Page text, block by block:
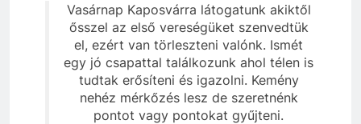
Vasárnap Kaposvárra látogatunk akiktől
ősszel az első vereségüket szenvedtük
el, ezért van törleszteni valónk. Ismét
egy jó csapattal találkozunk ahol télen is
tudtak erősíteni és igazolni. Kemény
nehéz mérkőzés lesz de szeretnénk
pontot vagy pontokat gyűjteni.